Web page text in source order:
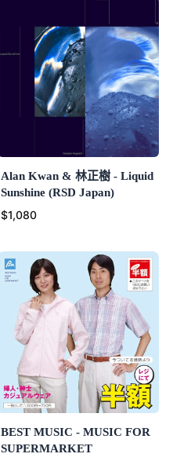
Alan Kwan & 林正樹 - Liquid
Sunshine (RSD Japan)
$1,080
BEST MUSIC - MUSIC FOR
SUPERMARKET